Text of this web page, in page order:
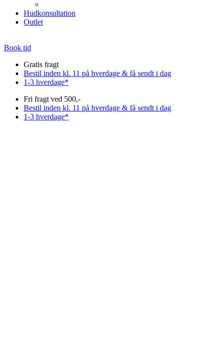
Hudkonsultation
Outlet
Book tid
Gratis fragt
Bestil inden kl. 11 på hverdage & få sendt i dag
1-3 hverdage*
Fri fragt ved 500,-
Bestil inden kl. 11 på hverdage & få sendt i dag
1-3 hverdage*